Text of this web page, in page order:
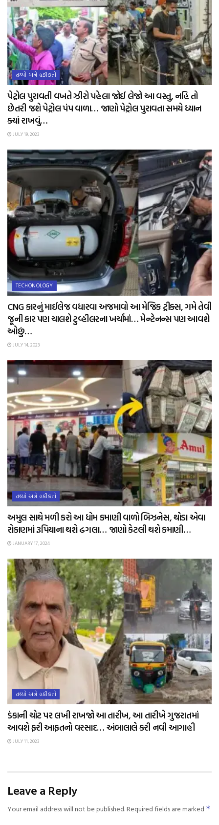
તથ્યો અને હકીકતો
પેટ્રોલ પુરાવતી વખતે ઝીરો પહેલા જોઈ લેજો આ વસ્તુ, નહિ તો
છેતરી જશે પેટ્રોલ પંપ વાળા… જાણો પેટ્રોલ પુરાવતા સમયે ધ્યાન
ક્યાં રાખવું…
JULY 19, 2023
TECHONOLOGY
CNG કારનું માઈલેજ વધારવા અજમાવો આ મેજિક ટ્રીક્સ, ગમે તેવી
જૂની કાર પણ ચાલશે ટુવ્હીલરના ખર્ચામાં… મેન્ટેનન્સ પણ આવશે
ઓછું…
JULY 14, 2023
તથ્યો અને હકીકતો
અમુલ સાથે મળી કરો આ ધોમ કમાણી વાળો બિઝનેસ, થોડા એવા
રોકાણમાં રૂપિયાના થશે ઢગલા… જાણો કેટલી થશે કમાણી…
JANUARY 17, 2024
તથ્યો અને હકીકતો
ડંકાની ચોટ પર લખી રાખજો આ તારીખ, આ તારીખે ગુજરાતમાં
આવશે ફરી આફતનો વરસાદ… અંબાલાલે કરી નવી આગાહી
JULY 11, 2023
Leave a Reply
Your email address will not be published.Required fields are marked *